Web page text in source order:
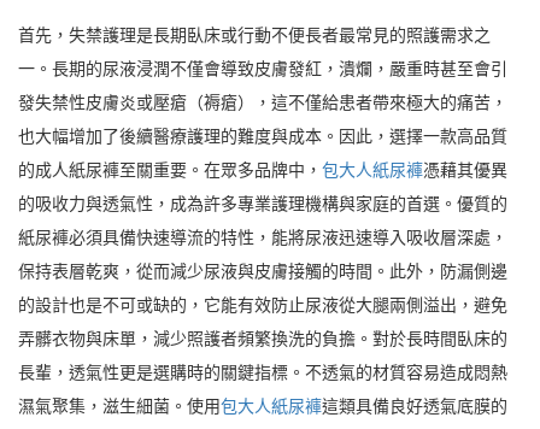
首先，失禁護理是長期臥床或行動不便長者最常見的照護需求之
一。長期的尿液浸潤不僅會導致皮膚發紅，潰爛，嚴重時甚至會引
發失禁性皮膚炎或壓瘡（褥瘡），這不僅給患者帶來極大的痛苦，
也大幅增加了後續醫療護理的難度與成本。因此，選擇一款高品質
的成人紙尿褲至關重要。在眾多品牌中， 包大人紙尿褲憑藉其優異
的吸收力與透氣性，成為許多專業護理機構與家庭的首選。優質的
紙尿褲必須具備快速導流的特性，能將尿液迅速導入吸收層深處，
保持表層乾爽，從而減少尿液與皮膚接觸的時間。此外，防漏側邊
的設計也是不可或缺的，它能有效防止尿液從大腿兩側溢出，避免
弄髒衣物與床單，減少照護者頻繁換洗的負擔。對於長時間臥床的
長輩，透氣性更是選購時的關鍵指標。不透氣的材質容易造成悶熱
濕氣聚集，滋生細菌。使用包大人紙尿褲這類具備良好透氣底膜的